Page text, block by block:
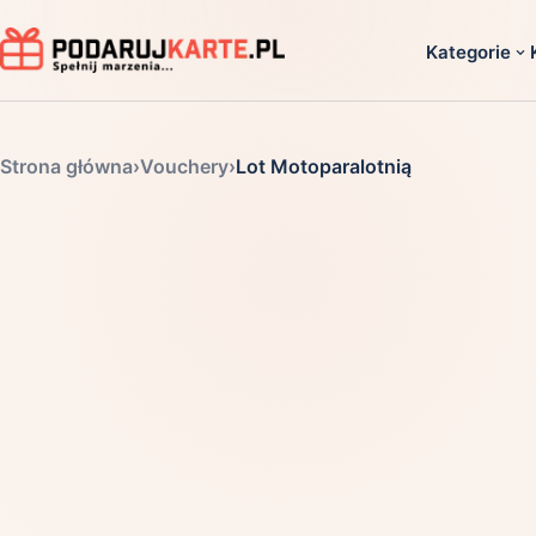
Kategorie
Strona główna›Vouchery›Lot Motoparalotnią